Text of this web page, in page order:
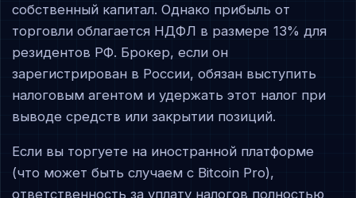
собственный капитал. Однако прибыль от
торговли облагается НДФЛ в размере 13% для
резидентов РФ. Брокер, если он
зарегистрирован в России, обязан выступить
налоговым агентом и удержать этот налог при
выводе средств или закрытии позиций.
Если вы торгуете на иностранной платформе
(что может быть случаем с Bitcoin Pro),
ответственность за уплату налогов полностью